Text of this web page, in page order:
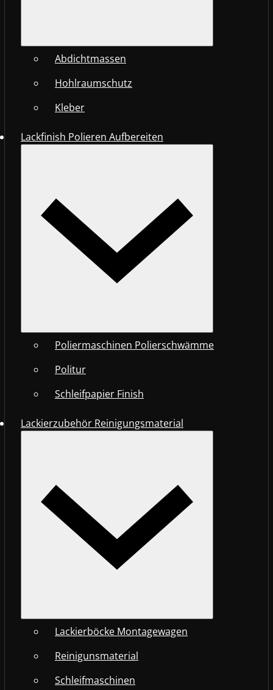
Abdichtmassen
Hohlraumschutz
Kleber
Lackfinish Polieren Aufbereiten
Poliermaschinen Polierschwämme
Politur
Schleifpapier Finish
Lackierzubehör Reinigungsmaterial
Lackierböcke Montagewagen
Reinigunsmaterial
Schleifmaschinen